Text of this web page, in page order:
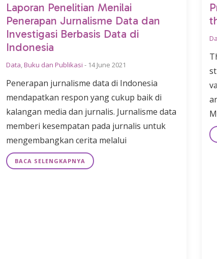
Laporan Penelitian Menilai
Penerapan Jurnalisme Data dan
Investigasi Berbasis Data di
Indonesia
Data,Buku dan Publikasi - 14 June 2021
Penerapan jurnalisme data di Indonesia
mendapatkan respon yang cukup baik di
kalangan media dan jurnalis. Jurnalisme data
memberi kesempatan pada jurnalis untuk
mengembangkan cerita melalui
BACA SELENGKAPNYA